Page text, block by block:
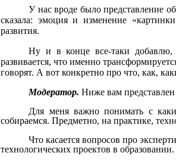
У нас вроде было представление
сказала: эмоция и изменение
развития.
Ну и в конце все-таки добавлю,
развивается, что именно
говорят. А вот конкретно про что, как,
Модератор.Ниже вам
Для меня важно понимать с
собираемся. Предметно, на практике,
Что касается вопросов про
технологических проектов в образовании.